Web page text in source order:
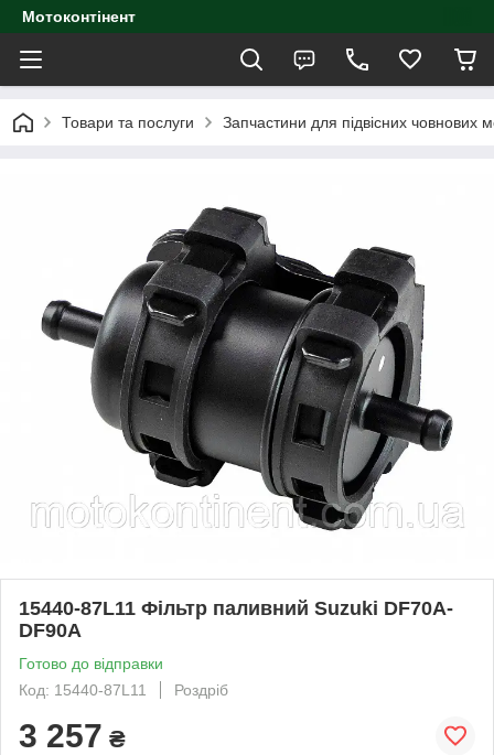
Мотоконтінент
Товари та послуги Запчастини для підвісних човнових
15440-87L11 Фільтр паливний Suzuki DF70A-
DF90A
Готово до відправки
Код: 15440-87L11
Роздріб
3 257 ₴